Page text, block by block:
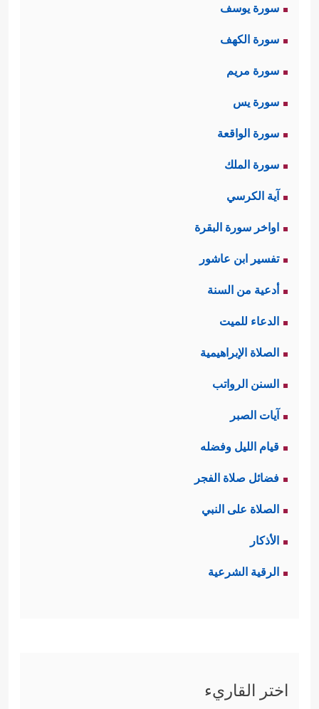
سورة يوسف
سورة الكهف
سورة مريم
سورة يس
سورة الواقعة
سورة الملك
آية الكرسي
اواخر سورة البقرة
تفسير ابن عاشور
أدعية من السنة
الدعاء للميت
الصلاة الإبراهيمية
السنن الرواتب
آيات الصبر
قيام الليل وفضله
فضائل صلاة الفجر
الصلاة على النبي
الأذكار
الرقية الشرعية
اختر القاريء